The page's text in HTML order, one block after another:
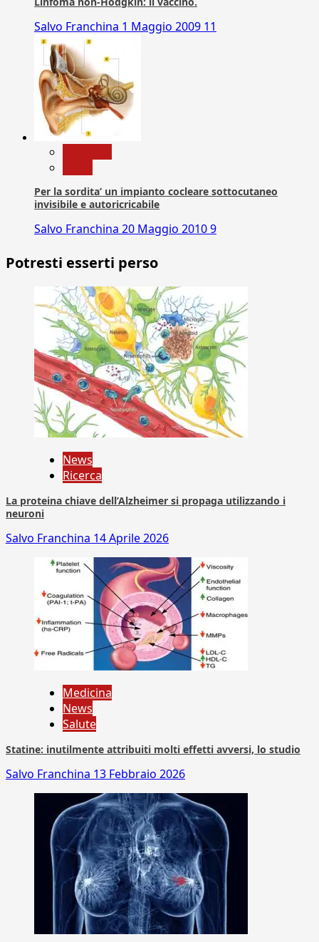
Salvo Franchina 1 Maggio 2009 11
Per la sordita’ un impianto cocleare sottocutaneo
invisibile e autoricricabile
Salvo Franchina 20 Maggio 20109
Potresti esserti perso
News
Ricerca
La proteina chiave dell’Alzheimer si propaga utilizzando i
neuroni
Salvo Franchina 14 Aprile 2026
Medicina
News
Salute
Statine: inutilmente attribuiti molti effetti avversi, lo studio
Salvo Franchina 13 Febbraio 2026